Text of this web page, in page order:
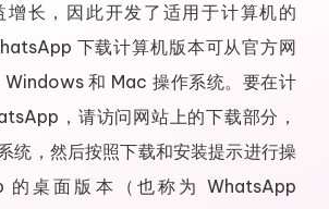
增长，因此开发了适用于计算机的
下载计算机版本可从官方网
Windows 和 Mac 操作系统。要在计
，请访问网站上的下载部分，
统，然后按照下载和安装提示进行操
的桌面版本（也称为 WhatsApp